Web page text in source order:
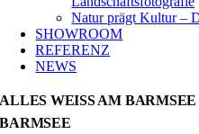
Natur prägt Kultur –
SHOWROOM
REFERENZ
NEWS
ALLES WEISS AM BARMSEE
ARMSEE